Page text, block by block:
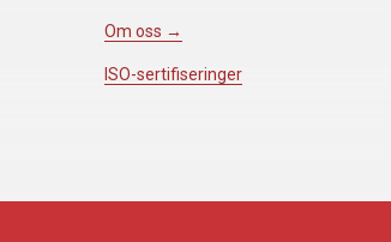
Om oss →
ISO-sertifiseringer